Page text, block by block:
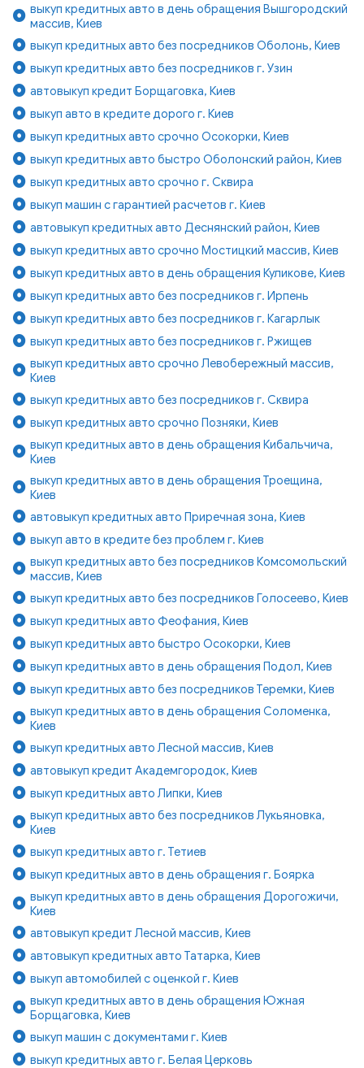
выкуп кредитных авто в день обращения Вышгородский
массив, Киев
выкуп кредитных авто без посредников Оболонь, Киев
выкуп кредитных авто без посредников г. Узин
автовыкуп кредит Борщаговка, Киев
выкуп авто в кредите дорого г. Киев
выкуп кредитных авто срочно Осокорки, Киев
выкуп кредитных авто быстро Оболонский район, Киев
выкуп кредитных авто срочно г. Сквира
выкуп машин с гарантией расчетов г. Киев
автовыкуп кредитных авто Деснянский район, Киев
выкуп кредитных авто срочно Мостицкий массив, Киев
выкуп кредитных авто в день обращения Куликове, Киев
выкуп кредитных авто без посредников г. Ирпень
выкуп кредитных авто без посредников г. Кагарлык
выкуп кредитных авто без посредников г. Ржищев
выкуп кредитных авто срочно Левобережный массив,
Киев
выкуп кредитных авто без посредников г. Сквира
выкуп кредитных авто срочно Позняки, Киев
выкуп кредитных авто в день обращения Кибальчича,
Киев
выкуп кредитных авто в день обращения Троещина,
Киев
автовыкуп кредитных авто Приречная зона, Киев
выкуп авто в кредите без проблем г. Киев
выкуп кредитных авто без посредников Комсомольский
массив, Киев
выкуп кредитных авто без посредников Голосеево, Киев
выкуп кредитных авто Феофания, Киев
выкуп кредитных авто быстро Осокорки, Киев
выкуп кредитных авто в день обращения Подол, Киев
выкуп кредитных авто без посредников Теремки, Киев
выкуп кредитных авто в день обращения Соломенка,
Киев
выкуп кредитных авто Лесной массив, Киев
автовыкуп кредит Академгородок, Киев
выкуп кредитных авто Липки, Киев
выкуп кредитных авто без посредников Лукьяновка,
Киев
выкуп кредитных авто г. Тетиев
выкуп кредитных авто в день обращения г. Боярка
выкуп кредитных авто в день обращения Дорогожичи,
Киев
автовыкуп кредит Лесной массив, Киев
автовыкуп кредитных авто Татарка, Киев
выкуп автомобилей с оценкой г. Киев
выкуп кредитных авто в день обращения Южная
Борщаговка, Киев
выкуп машин с документами г. Киев
выкуп кредитных авто г. Белая Церковь